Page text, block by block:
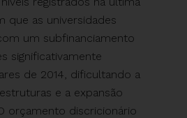
que as universidades
um subfinanciamento
significativamente
de 2014, dificultando a
e a expansão
orçamento discricionário